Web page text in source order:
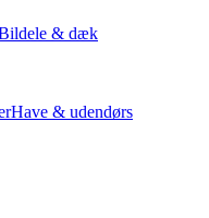
& dæk
Have & udendørs